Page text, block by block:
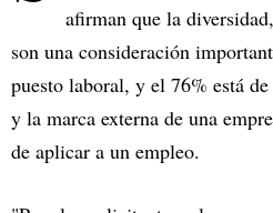
afirman que la
son una consideración
puesto laboral, y el 76% está
y la marca externa de una
de aplicar a un empleo.